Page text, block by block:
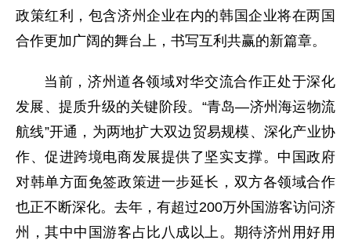
政策红利，包含济州企业在内的韩国企业将在两国
合作更加广阔的舞台上，书写互利共赢的新篇章。
当前，济州道各领域对华交流合作正处于深化
发展、提质升级的关键阶段。“青岛—济州海运物流
航线”开通，为两地扩大双边贸易规模、深化产业协
作、促进跨境电商发展提供了坚实支撑。中国政府
对韩单方面免签政策进一步延长，双方各领域合作
也正不断深化。去年，有超过200万外国游客访问济
州，其中中国游客占比八成以上。期待济州用好用